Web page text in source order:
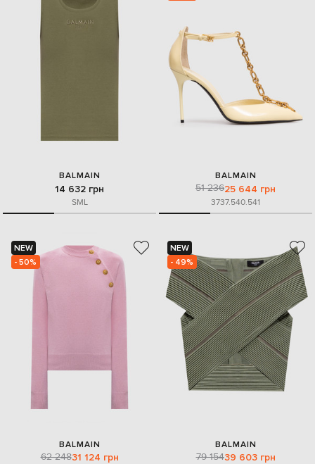
BALMAIN
14 632 грн
SML
BALMAIN
51 23625 644 грн
3737.540.541
NEW
- 50%
BALMAIN
62 24831 124 грн
NEW
- 49%
BALMAIN
79 15439 603 грн